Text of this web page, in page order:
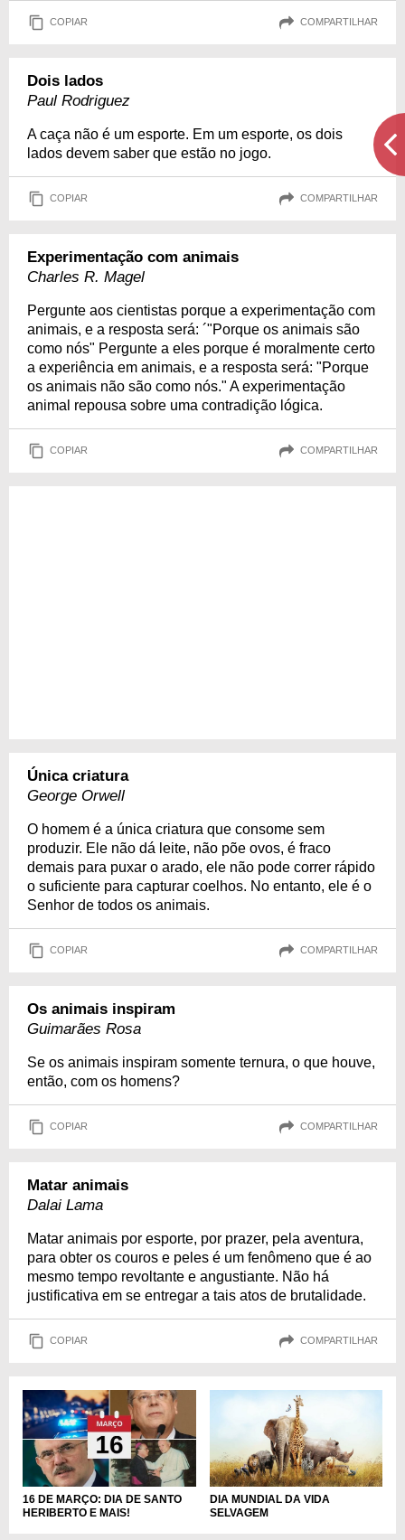
COPIAR COMPARTILHAR
Dois lados
Paul Rodriguez
A caça não é um esporte. Em um esporte, os dois
lados devem saber que estão no jogo.
COPIAR COMPARTILHAR
Experimentação com animais
Charles R. Magel
Pergunte aos cientistas porque a experimentação com
animais, e a resposta será: ´"Porque os animais são
como nós" Pergunte a eles porque é moralmente certo
a experiência em animais, e a resposta será: "Porque
os animais não são como nós." A experimentação
animal repousa sobre uma contradição lógica.
COPIAR COMPARTILHAR
Única criatura
George Orwell
O homem é a única criatura que consome sem
produzir. Ele não dá leite, não põe ovos, é fraco
demais para puxar o arado, ele não pode correr rápido
o suficiente para capturar coelhos. No entanto, ele é o
Senhor de todos os animais.
COPIAR COMPARTILHAR
Os animais inspiram
Guimarães Rosa
Se os animais inspiram somente ternura, o que houve,
então, com os homens?
COPIAR COMPARTILHAR
Matar animais
Dalai Lama
Matar animais por esporte, por prazer, pela aventura,
para obter os couros e peles é um fenômeno que é ao
mesmo tempo revoltante e angustiante. Não há
justificativa em se entregar a tais atos de brutalidade.
COPIAR COMPARTILHAR
16 DE MARÇO: DIA DE SANTO
HERIBERTO E MAIS!
DIA MUNDIAL DA VIDA
SELVAGEM